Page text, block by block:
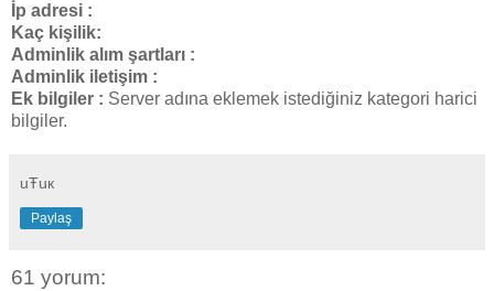
İp adresi :
Kaç kişilik:
Adminlik alım şartları :
Adminlik iletişim :
Ek bilgiler : Server adına eklemek istediğiniz kategori harici
bilgiler.
uŦuк
Paylaş
61 yorum: